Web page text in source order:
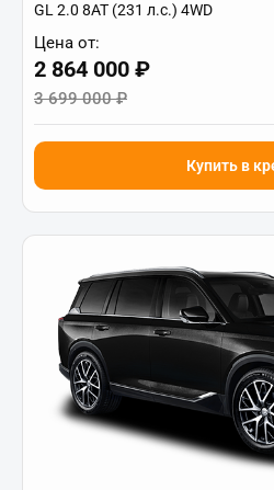
GL 2.0 8AT (231 л.с.) 4WD
Цена от:
2 864 000 ₽
3 699 000 ₽
Купить в